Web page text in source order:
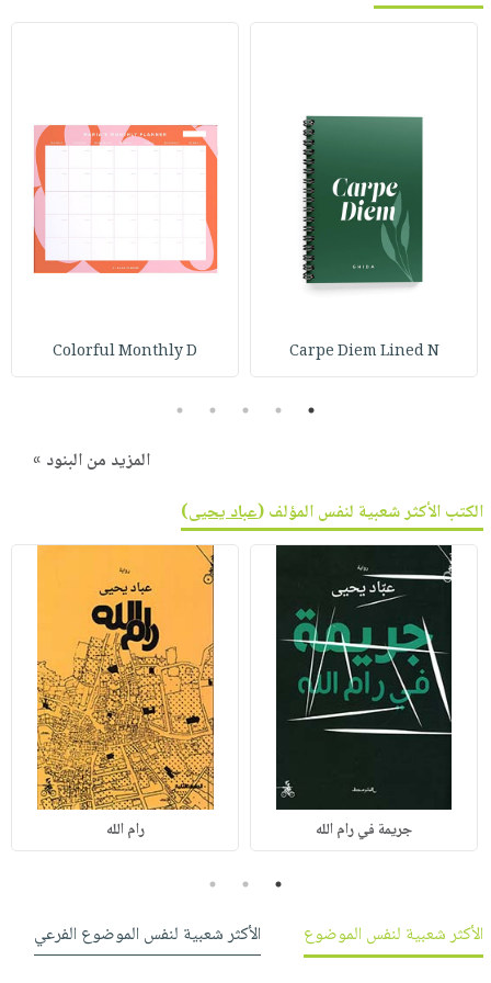
Carpe Diem Lined N
Colorful Monthly D
1
2
3
4
5
المزيد من البنود »
الكتب الأكثر شعبية لنفس المؤلف (عباد يحيى)
جريمة في رام الله رام الله
1
2
3
الأكثر شعبية لنفس الموضوع
الأكثر شعبية لنفس الموضوع الفرعي